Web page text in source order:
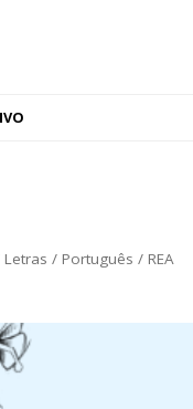
Letras / Português / REA